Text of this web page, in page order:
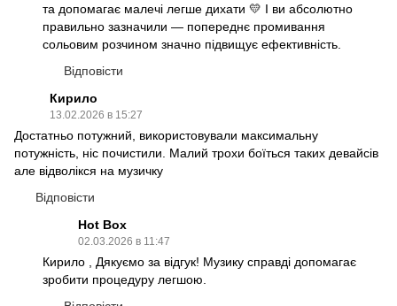
та допомагає малечі легше дихати 💛 І ви абсолютно
правильно зазначили — попереднє промивання
сольовим розчином значно підвищує ефективність.
Відповісти
Кирило
13.02.2026 в 15:27
Достатньо потужний, використовували максимальну
потужність, ніс почистили. Малий трохи боїться таких девайсів
але відволікся на музичку
Відповісти
Hot Box
02.03.2026 в 11:47
Кирило , Дякуємо за відгук! Музику справді допомагає
зробити процедуру легшою.